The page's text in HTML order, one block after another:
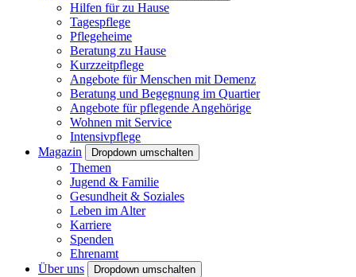
Hilfen für zu Hause
Tagespflege
Pflegeheime
Beratung zu Hause
Kurzzeitpflege
Angebote für Menschen mit Demenz
Beratung und Begegnung im Quartier
Angebote für pflegende Angehörige
Wohnen mit Service
Intensivpflege
Magazin
Dropdown umschalten
Themen
Jugend & Familie
Gesundheit & Soziales
Leben im Alter
Karriere
Spenden
Ehrenamt
Über uns
Dropdown umschalten